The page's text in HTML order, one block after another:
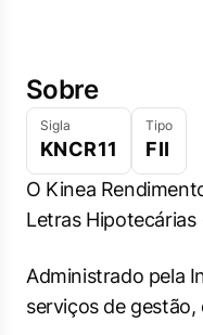
Sobre
Sigla
KNCR11
Tipo
FII
O Kinea
Letras
Administrado pela
serviços de